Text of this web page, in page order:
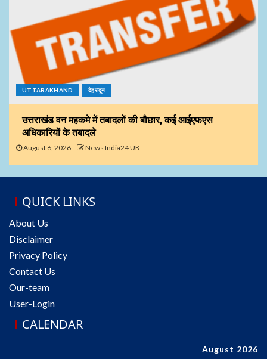
UTTARAKHAND देहरादून
उत्तराखंड वन महकमे में तबादलों की बौछार, कई आईएफएस
अधिकारियों के तबादले
August 6, 2026 News India24 UK
QUICK LINKS
About Us
Disclaimer
Privacy Policy
Contact Us
Our-team
User-Login
CALENDAR
August 2026